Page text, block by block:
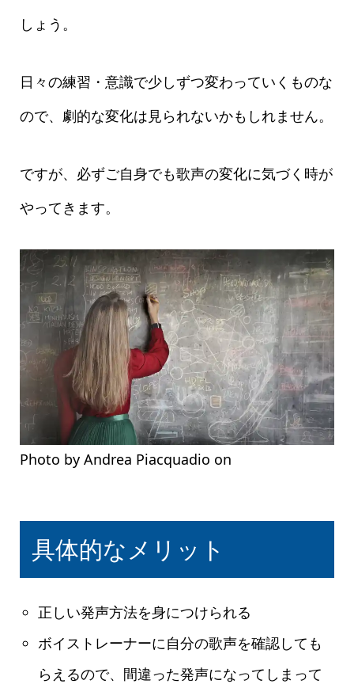
しょう。
日々の練習・意識で少しずつ変わっていくものな
ので、劇的な変化は見られないかもしれません。
ですが、必ずご自身でも歌声の変化に気づく時が
やってきます。
Photo by Andrea Piacquadio on
具体的なメリット
正しい発声方法を身につけられる
ボイストレーナーに自分の歌声を確認しても
らえるので、間違った発声になってしまって